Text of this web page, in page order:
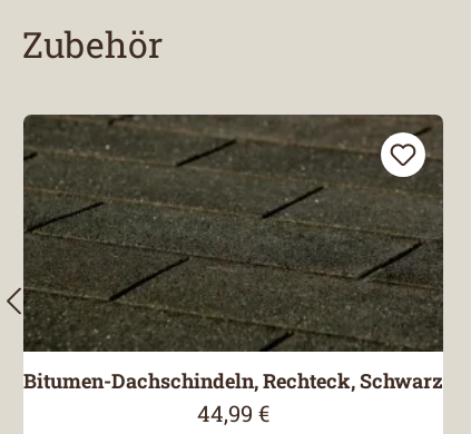
Zubehör
Bitumen-Dachschindeln, Rechteck, Schwarz
Regulärer Preis:
44,99 €